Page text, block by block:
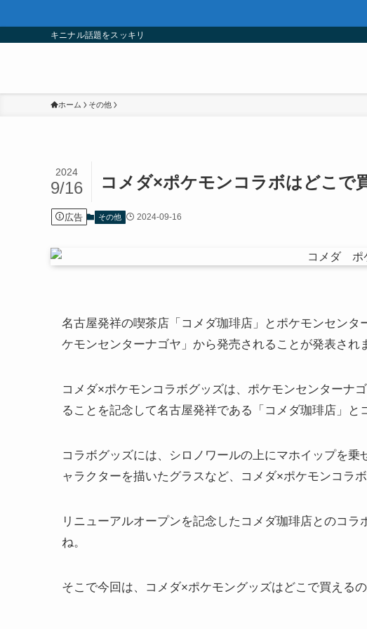
キニナル話題をスッキリ
ホーム その他
コメダ×ポケモンコラボはどこで
2024
9/16
広告 その他 2024-09-16
名古屋発祥の喫茶店「コメダ珈琲店」とポケモンセンタ
ケモンセンターナゴヤ」から発売されることが発表され
コメダ×ポケモンコラボグッズは、ポケモンセンターナ
ることを記念して名古屋発祥である「コメダ珈琲店」と
コラボグッズには、シロノワールの上にマホイップを
ャラクターを描いたグラスなど、コメダ×ポケモンコラ
リニューアルオープンを記念したコメダ珈琲店とのコ
ね。
そこで今回は、コメダ×ポケモングッズはどこで買える